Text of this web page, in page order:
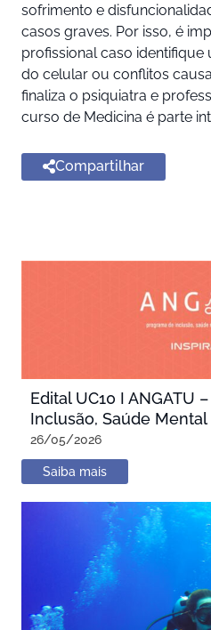
sofrimento e
casos graves. Por isso, é
profissional caso identifique
do celular ou conflitos
finaliza o psiquiatra e
curso de Medicina é parte
Compartilhar
Edital UC10 I ANGATU
Inclusão, Saúde
26/05/2026
Saiba mais